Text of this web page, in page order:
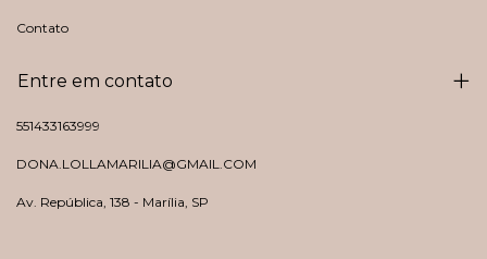
Contato
Entre em contato
551433163999
DONA.LOLLAMARILIA@GMAIL.COM
Av. República, 138 - Marília, SP